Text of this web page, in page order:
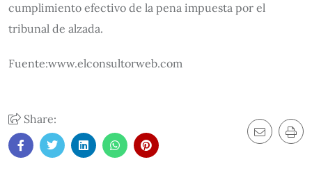
cumplimiento efectivo de la pena impuesta por el
tribunal de alzada.
Fuente:www.elconsultorweb.com
Share: